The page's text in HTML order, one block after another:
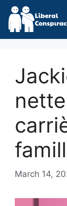
Skip
content
March 14,